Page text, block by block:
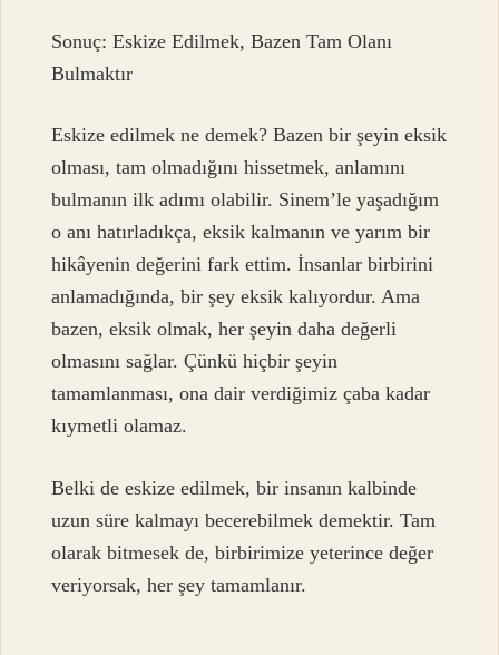
Sonuç: Eskize Edilmek, Bazen Tam Olanı
Bulmaktır
Eskize edilmek ne demek? Bazen bir şeyin eksik
olması, tam olmadığını hissetmek, anlamını
bulmanın ilk adımı olabilir. Sinem’le yaşadığım
o anı hatırladıkça, eksik kalmanın ve yarım bir
hikâyenin değerini fark ettim. İnsanlar birbirini
anlamadığında, bir şey eksik kalıyordur. Ama
bazen, eksik olmak, her şeyin daha değerli
olmasını sağlar. Çünkü hiçbir şeyin
tamamlanması, ona dair verdiğimiz çaba kadar
kıymetli olamaz.
Belki de eskize edilmek, bir insanın kalbinde
uzun süre kalmayı becerebilmek demektir. Tam
olarak bitmesek de, birbirimize yeterince değer
veriyorsak, her şey tamamlanır.